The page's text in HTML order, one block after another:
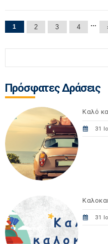
Σελίδες
1 2 3 4 …
Πρόσφατες Δράσεις
Καλό
31
31